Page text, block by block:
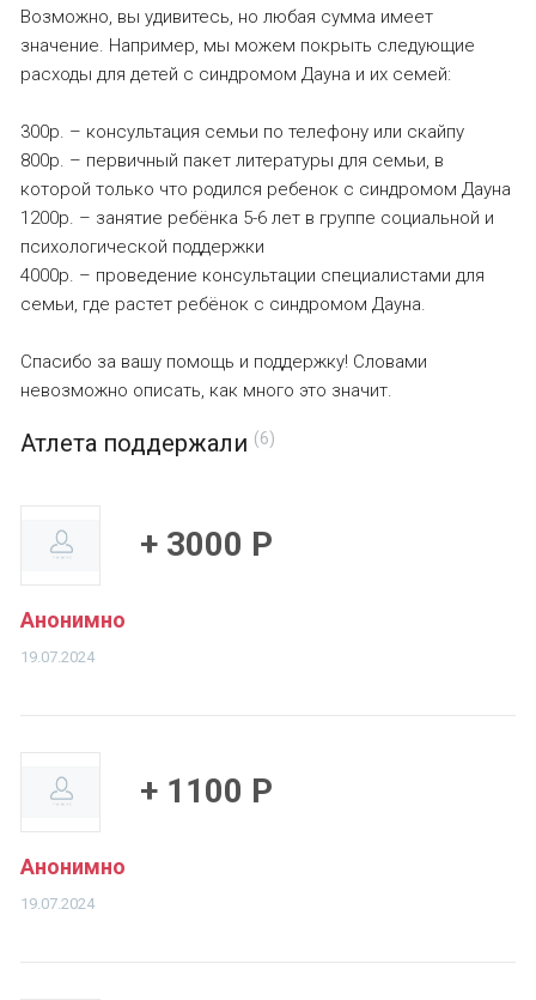
Возможно, вы удивитесь, но любая сумма имеет
значение. Например, мы можем покрыть следующие
расходы для детей с синдромом Дауна и их семей:
300р. – консультация семьи по телефону или скайпу
800р. – первичный пакет литературы для семьи, в
которой только что родился ребенок с синдромом Дауна
1200р. – занятие ребёнка 5-6 лет в группе социальной и
психологической поддержки
4000р. – проведение консультации специалистами для
семьи, где растет ребёнок с синдромом Дауна.
Спасибо за вашу помощь и поддержку! Словами
невозможно описать, как много это значит.
Атлета поддержали (6)
Анонимно
19.07.2024
+ 3000 Р
Анонимно
19.07.2024
+ 1100 Р